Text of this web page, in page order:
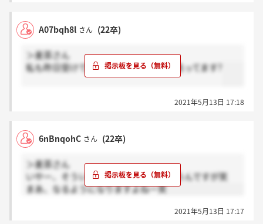
A07bqh8l さん (22卒)
＞麦茶さん
私も昨日受けてきてません、、めちゃ焦ってます?
2021年5月13日 17:18
6nBnqohC さん (22卒)
＞麦茶さん
いやー、そういうことではないとは思うんですが笑
まあ、なるようになりますよねー笑
2021年5月13日 17:17